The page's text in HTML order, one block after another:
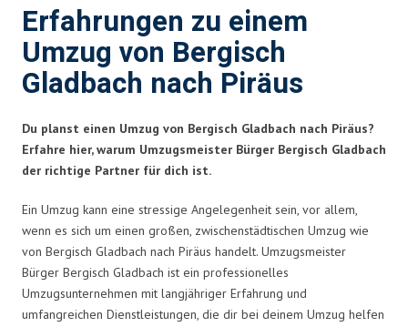
Erfahrungen zu einem
Umzug von Bergisch
Gladbach nach Piräus
Du planst einen Umzug von Bergisch Gladbach nach Piräus?
Erfahre hier, warum Umzugsmeister Bürger Bergisch Gladbach
der richtige Partner für dich ist.
Ein Umzug kann eine stressige Angelegenheit sein, vor allem,
wenn es sich um einen großen, zwischenstädtischen Umzug wie
von Bergisch Gladbach nach Piräus handelt. Umzugsmeister
Bürger Bergisch Gladbach ist ein professionelles
Umzugsunternehmen mit langjähriger Erfahrung und
umfangreichen Dienstleistungen, die dir bei deinem Umzug helfen